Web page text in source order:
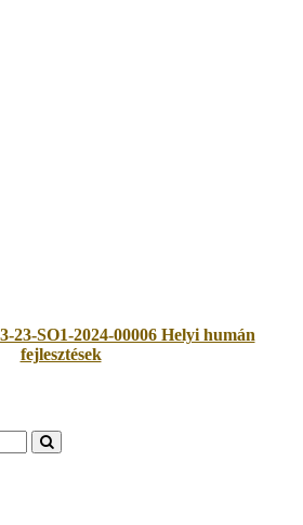
23-SO1-2024-00006 Helyi humán
fejlesztések